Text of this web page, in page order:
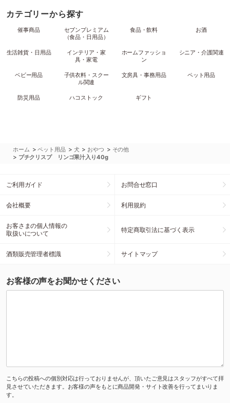
カテゴリーから探す
催事商品
セブンプレミアム
（食品・日用品）
食品・飲料 お酒
生活雑貨・日用品
インテリア・家
具・家電
ホームファッショ
ン
シニア・介護関連
ベビー用品
子供衣料・スクー
ル関連
文房具・事務用品 ペット用品
防災用品 ハコストック ギフト
ホーム >ペット用品 > 犬 > おやつ > その他
> プチクリスプ リンゴ果汁入り40g
ご利用ガイド お問合せ窓口
会社概要 利用規約
お客さまの個人情報の
取扱いについて
特定商取引法に基づく表示
酒類販売管理者標識 サイトマップ
お客様の声をお聞かせください
こちらの投稿への個別対応は行っておりませんが、頂いたご意見はスタッフがすべて拝
見させていただきます。お客様の声をもとに商品開発・サイト改善を行ってまいりま
す。